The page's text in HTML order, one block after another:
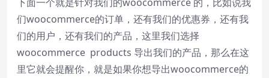
们woocommerce的订单，还有我们的优惠券，还有我
们的用户，还有我们的产品，这里我们选择
woocommerce products 导出我们的产品，那么在这
里它就会提醒你，就是如果你想导出woocommerce的